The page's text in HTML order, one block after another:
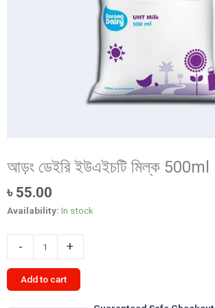
আড়ং ডেইরি ইউএইচটি মিল্ক 500ml
৳ 55.00
Availability: In stock
-
ডেইরি
ইউএইচটি
মিল্ক
+
Add to cart